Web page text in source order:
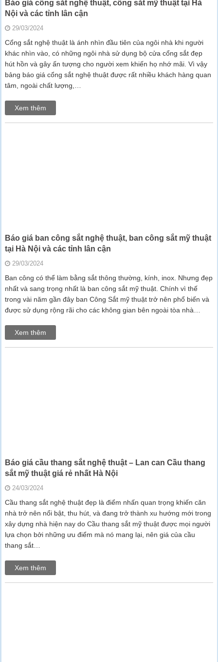
Báo giá cổng sắt nghệ thuật, cổng sắt mỹ thuật tại Hà
Nội và các tỉnh lân cận
29/03/2024
Cổng sắt nghệ thuật là ánh nhìn đầu tiên của ngôi nhà khi người
khác nhìn vào, có những ngôi nhà sử dụng bộ cửa cổng sắt đẹp
hút hồn và gây ấn tượng cho người xem khiến họ nhớ mãi. Vì vậy
bảng báo giá cổng sắt nghệ thuật được rất nhiều khách hàng quan
tâm, ngoài chất lượng,…
Xem thêm
Báo giá ban công sắt nghệ thuật, ban công sắt mỹ thuật
tại Hà Nội và các tỉnh lân cận
29/03/2024
Ban công có thể làm bằng sắt thông thường, kính, inox. Nhưng đẹp
nhất và sang trọng nhất là ban công sắt mỹ thuật. Chính vì thế
trong vài năm gần đây ban Công Sắt mỹ thuật trở nên phổ biến và
được sử dụng rộng rãi cho các không gian bên ngoài tòa nhà…
Xem thêm
Báo giá cầu thang sắt nghệ thuật – Lan can Cầu thang
sắt mỹ thuật giá rẻ nhất Hà Nội
24/03/2024
Cầu thang sắt nghệ thuật đẹp là điểm nhấn quan trọng khiến căn
nhà trở nên nổi bật, thu hút, và đang trở thành xu hướng mới trong
xây dựng nhà hiện nay do Cầu thang sắt mỹ thuật được mọi người
lựa chọn bởi những ưu điểm mà nó mang lại, nên giá của cầu
thang sắt…
Xem thêm